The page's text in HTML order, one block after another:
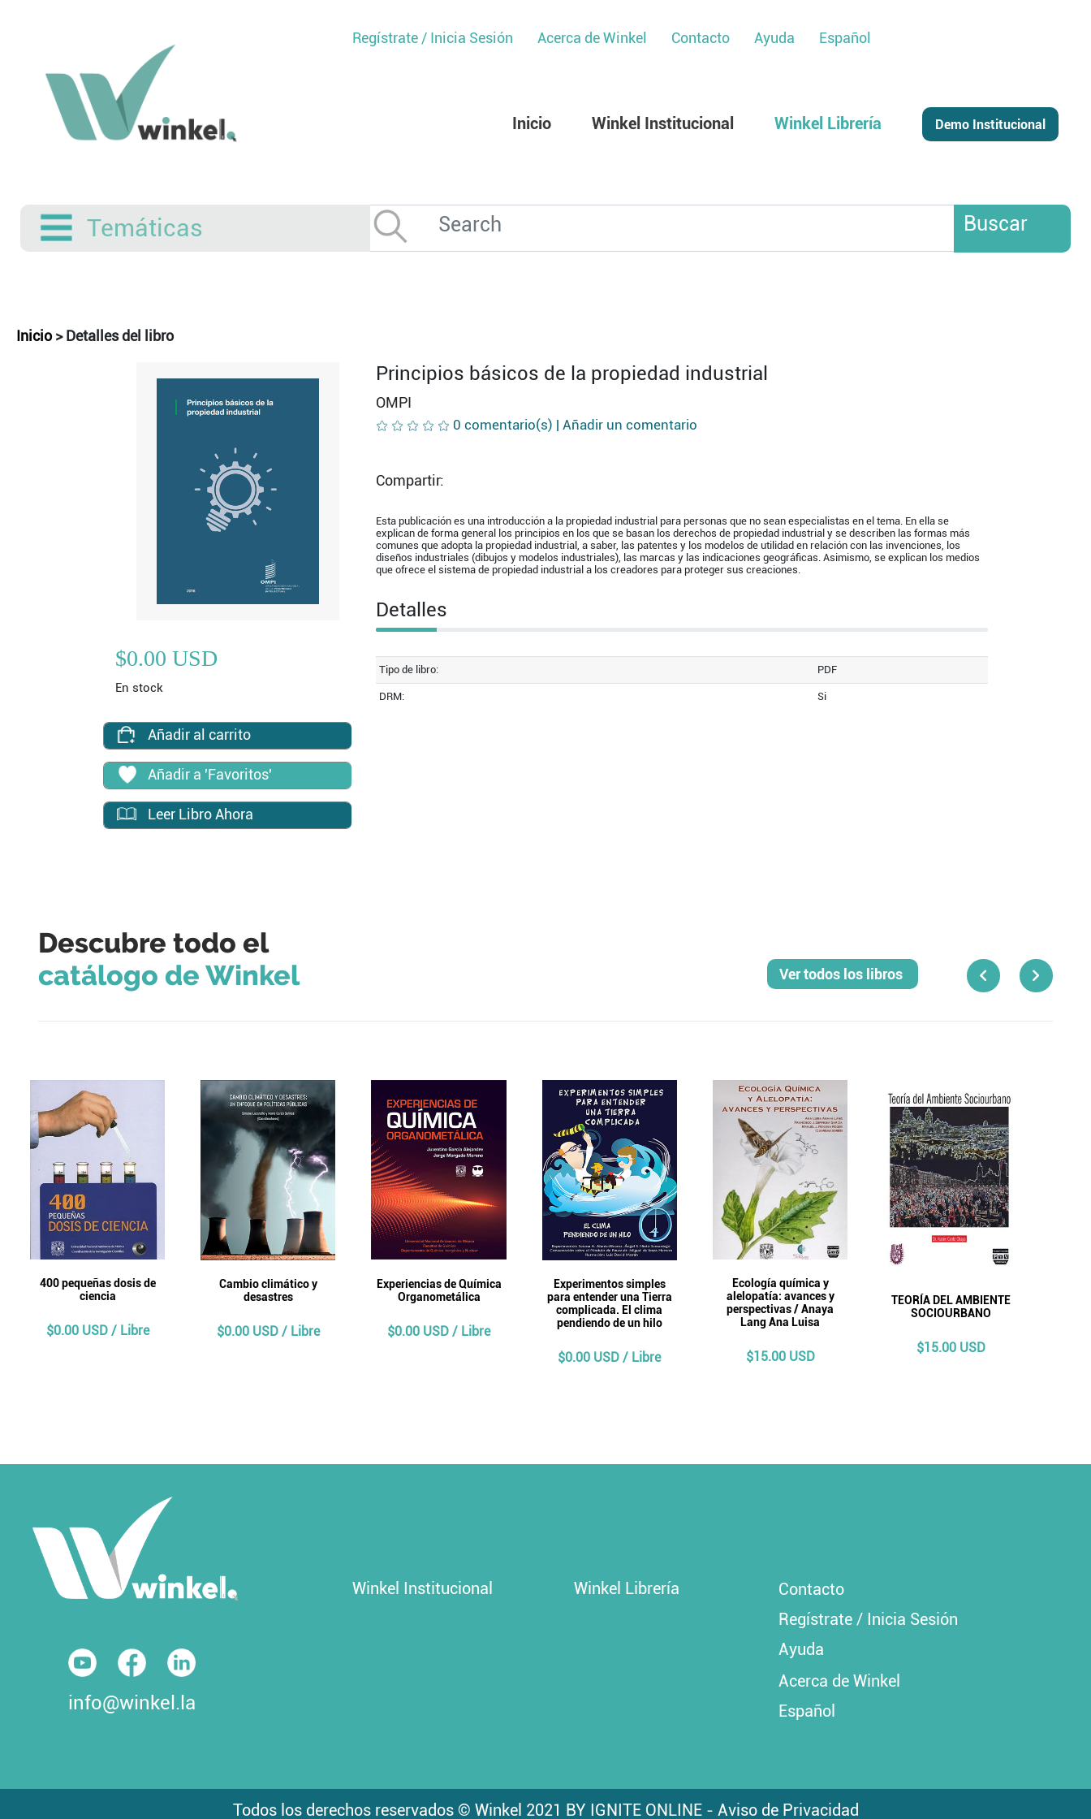
Regístrate / Inicia Sesión Acerca de Winkel Contacto Ayuda Español
Inicio Winkel Institucional Winkel Librería
Temáticas Buscar
Inicio >Detalles del libro
$0.00 USD
En stock
Añadir al carrito
Añadir a 'Favoritos'
Leer Libro Ahora
Principios básicos de la propiedad industrial
OMPI
0 comentario(s) | Añadir un comentario
Compartir:
Esta publicación es una introducción a la propiedad industrial para personas que no sean especialistas en el tema. En ella se
explican de forma general los principios en los que se basan los derechos de propiedad industrial y se describen las formas más
comunes que adopta la propiedad industrial, a saber, las patentes y los modelos de utilidad en relación con las invenciones, los
diseños industriales (dibujos y modelos industriales), las marcas y las indicaciones geográficas. Asimismo, se explican los medios
que ofrece el sistema de propiedad industrial a los creadores para proteger sus creaciones.
Detalles
Tipo de libro: PDF
DRM: Si
Descubre todo el
catálogo de Winkel
Ver todos los libros
400 pequeñas dosis de
ciencia
$0.00 USD / Libre
Cambio climático y
desastres
$0.00 USD / Libre
Experiencias de Química
Organometálica
$0.00 USD / Libre
Experimentos simples
para entender una Tierra
complicada. El clima
pendiendo de un hilo
$0.00 USD / Libre
Ecología química y
alelopatía: avances y
perspectivas / Anaya
Lang Ana Luisa
$15.00 USD
TEORÍA DEL AMBIENTE
SOCIOURBANO
$15.00 USD
info@winkel.la
Winkel Institucional Winkel Librería
Contacto
Regístrate / Inicia Sesión
Ayuda
Acerca de Winkel
Español
Todos los derechos reservados © Winkel 2021 BY IGNITE ONLINE - Aviso de Privacidad